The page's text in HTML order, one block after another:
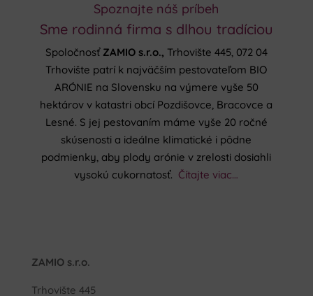
Spoznajte náš príbeh
Sme rodinná firma s dlhou tradíciou
Spoločnosť ZAMIO s.r.o., Trhovište 445, 072 04
Trhovište patrí k najväčším pestovateľom BIO
ARÓNIE na Slovensku na výmere vyše 50
hektárov v katastri obcí Pozdišovce, Bracovce a
Lesné. S jej pestovaním máme vyše 20 ročné
skúsenosti a ideálne klimatické i pôdne
podmienky, aby plody arónie v zrelosti dosiahli
vysokú cukornatosť. Čítajte viac…
ZAMIO s.r.o.
Trhovište 445